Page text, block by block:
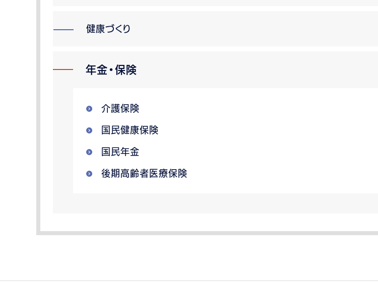
健康づくり
年金・保険
介護保険
国民健康保険
国民年金
後期高齢者医療保険